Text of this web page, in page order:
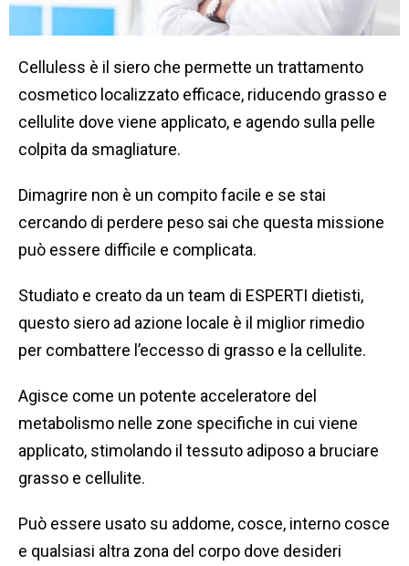
Celluless è il siero che permette un trattamento
cosmetico localizzato efficace, riducendo grasso e
cellulite dove viene applicato, e agendo sulla pelle
colpita da smagliature.
Dimagrire non è un compito facile e se stai
cercando di perdere peso sai che questa missione
può essere difficile e complicata.
Studiato e creato da un team di ESPERTI dietisti,
questo siero ad azione locale è il miglior rimedio
per combattere l’eccesso di grasso e la cellulite.
Agisce come un potente acceleratore del
metabolismo nelle zone specifiche in cui viene
applicato, stimolando il tessuto adiposo a bruciare
grasso e cellulite.
Può essere usato su addome, cosce, interno cosce
e qualsiasi altra zona del corpo dove desideri